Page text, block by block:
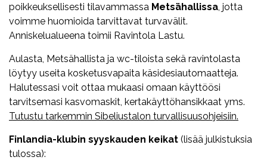
poikkeuksellisesti tilavammassa Metsähallissa, jotta
voimme huomioida tarvittavat turvavälit.
Anniskelualueena toimii Ravintola Lastu.
Aulasta, Metsähallista ja wc-tiloista sekä ravintolasta
löytyy useita kosketusvapaita käsidesiautomaatteja.
Halutessasi voit ottaa mukaasi omaan käyttöösi
tarvitsemasi kasvomaskit, kertakäyttöhansikkaat yms.
Tutustu tarkemmin Sibeliustalon turvallisuusohjeisiin.
Finlandia-klubin syyskauden keikat (lisää julkistuksia
tulossa):